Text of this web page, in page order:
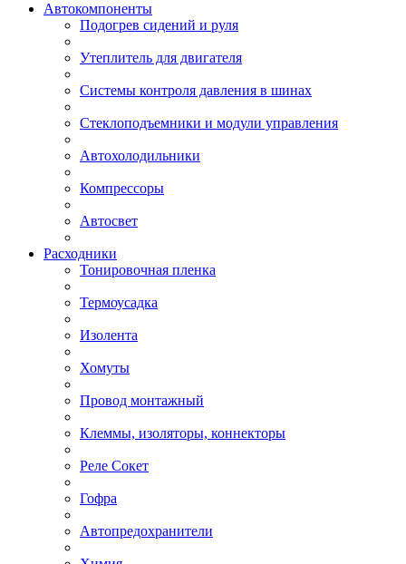
Автокомпоненты
Подогрев сидений и руля
Утеплитель для двигателя
Системы контроля давления в шинах
Стеклоподъемники и модули управления
Автохолодильники
Компрессоры
Автосвет
Расходники
Тонировочная пленка
Термоусадка
Изолента
Хомуты
Провод монтажный
Клеммы, изоляторы, коннекторы
Реле Сокет
Гофра
Автопредохранители